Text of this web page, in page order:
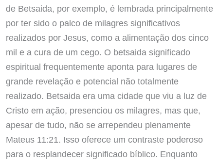
de Betsaida, por exemplo, é lembrada principalmente
por ter sido o palco de milagres significativos
realizados por Jesus, como a alimentação dos cinco
mil e a cura de um cego. O betsaida significado
espiritual frequentemente aponta para lugares de
grande revelação e potencial não totalmente
realizado. Betsaida era uma cidade que viu a luz de
Cristo em ação, presenciou os milagres, mas que,
apesar de tudo, não se arrependeu plenamente
Mateus 11:21. Isso oferece um contraste poderoso
para o resplandecer significado bíblico. Enquanto